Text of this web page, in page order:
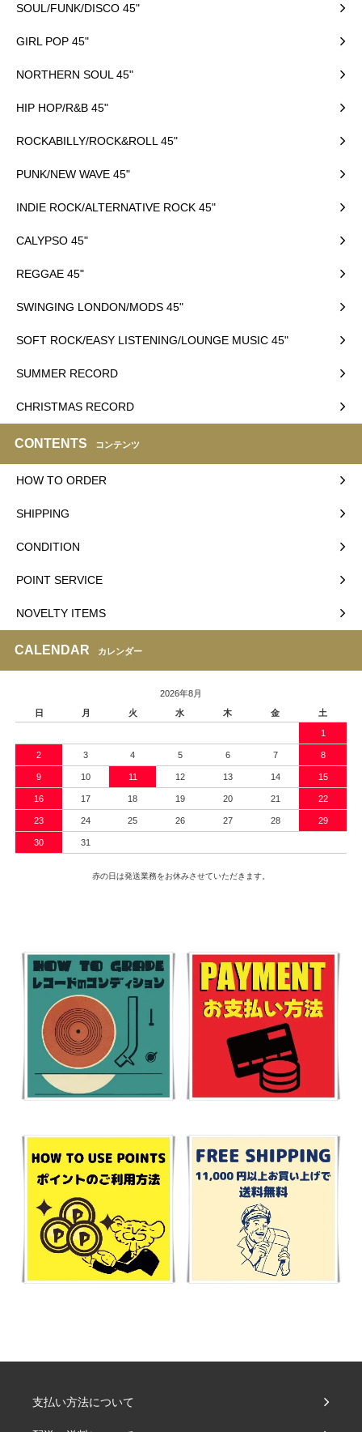
SOUL/FUNK/DISCO 45"
GIRL POP 45"
NORTHERN SOUL 45"
HIP HOP/R&B 45"
ROCKABILLY/ROCK&ROLL 45"
PUNK/NEW WAVE 45"
INDIE ROCK/ALTERNATIVE ROCK 45"
CALYPSO 45"
REGGAE 45"
SWINGING LONDON/MODS 45"
SOFT ROCK/EASY LISTENING/LOUNGE MUSIC 45"
SUMMER RECORD
CHRISTMAS RECORD
CONTENTS コンテンツ
HOW TO ORDER
SHIPPING
CONDITION
POINT SERVICE
NOVELTY ITEMS
CALENDAR カレンダー
2026年8月
日
月 火 水 木 金 土
1
2 3 4 5 6 7 8
9 10 11 12 13 14 15
16 17 18 19 20 21 22
23 24 25 26 27 28 29
30 31
赤の日は発送業務をお休みさせていただきます。
支払い方法について